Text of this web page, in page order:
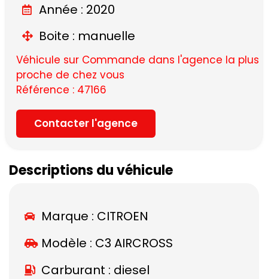
Année : 2020
Boite : manuelle
Véhicule sur Commande dans l'agence la plus
proche de chez vous
Référence : 47166
Contacter l'agence
Descriptions du véhicule
Marque : CITROEN
Modèle : C3 AIRCROSS
Carburant : diesel